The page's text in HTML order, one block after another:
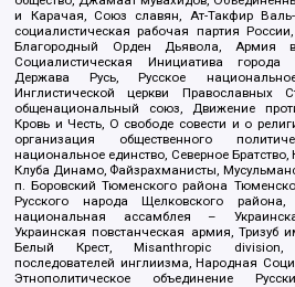
и Карачая, Союз славян, Ат-Такфир
социалистическая рабочая партия
Благородный Орден Дьявола, Армия
Социалистическая Инициатива города
Держава Русь, Русское
Инглистической церкви Православных
общенациональный союз, Движение
Кровь и Честь, О свободе совести и о
организация общественного
национальное единство, Северное
Клуба Динамо, Файзрахманисты,
п. Боровский Тюменского района
Русского народа Щелковского района,
национальная ассамблея –
Украинская повстанческая армия, Тризуб
Белый Крест, Misanthropic division,
последователей инглиизма, Народная
Этнополитическое объединение